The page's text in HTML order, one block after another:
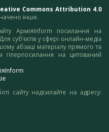
Commons Attribution 4.0
інше.
АрміяInform посилання на
суб’єктів у сфері онлайн-медіа
абзаці матеріалу прямого та
гіперпосилання на цитований
сайту надсилайте на адресу: